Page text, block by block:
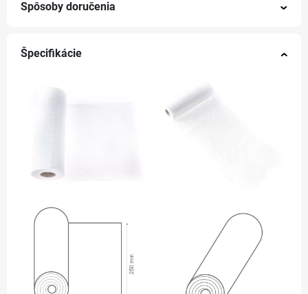
Spôsoby doručenia
Špecifikácie